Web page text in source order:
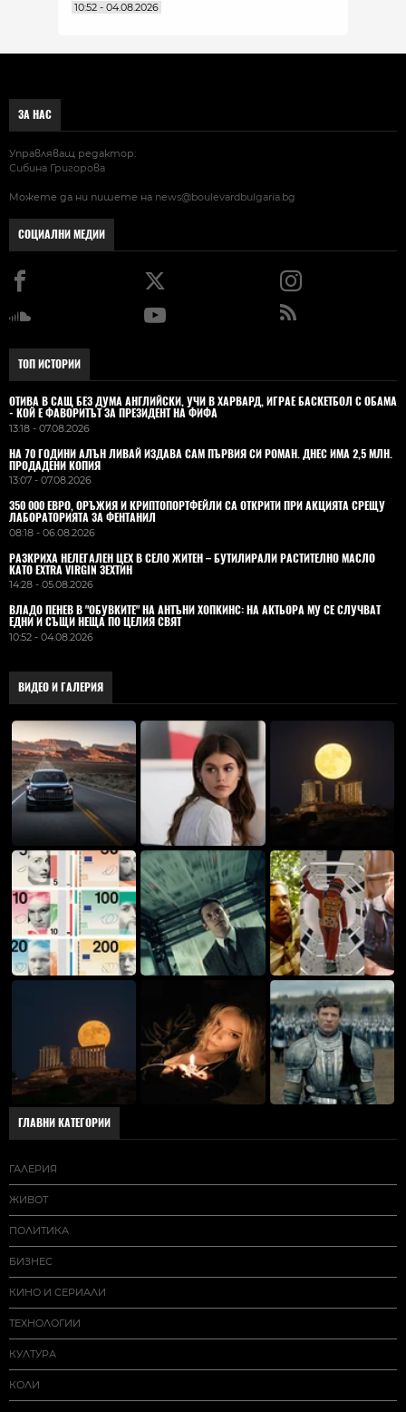
10:52 - 04.08.2026
ЗА НАС
Управляващ редактор:
Сибина Григорова
Можете да ни пишете на news@boulevardbulgaria.bg
СОЦИАЛНИ МЕДИИ
ТОП ИСТОРИИ
ОТИВА В САЩ БЕЗ ДУМА АНГЛИЙСКИ, УЧИ В ХАРВАРД, ИГРАЕ БАСКЕТБОЛ С ОБАМА
- КОЙ Е ФАВОРИТЪТ ЗА ПРЕЗИДЕНТ НА ФИФА
13:18 - 07.08.2026
НА 70 ГОДИНИ АЛЪН ЛИВАЙ ИЗДАВА САМ ПЪРВИЯ СИ РОМАН. ДНЕС ИМА 2,5 МЛН.
ПРОДАДЕНИ КОПИЯ
13:07 - 07.08.2026
350 000 ЕВРО, ОРЪЖИЯ И КРИПТОПОРТФЕЙЛИ СА ОТКРИТИ ПРИ АКЦИЯТА СРЕЩУ
ЛАБОРАТОРИЯТА ЗА ФЕНТАНИЛ
08:18 - 06.08.2026
РАЗКРИХА НЕЛЕГАЛЕН ЦЕХ В СЕЛО ЖИТЕН – БУТИЛИРАЛИ РАСТИТЕЛНО МАСЛО
КАТО EXTRA VIRGIN ЗЕХТИН
14:28 - 05.08.2026
ВЛАДO ПЕНЕВ В "ОБУВКИТЕ" НА АНТЪНИ ХОПКИНС: НА АКТЬОРА МУ СЕ СЛУЧВАТ
ЕДНИ И СЪЩИ НЕЩА ПО ЦЕЛИЯ СВЯТ
10:52 - 04.08.2026
ВИДЕО И ГАЛЕРИЯ
ГЛАВНИ КАТЕГОРИИ
ГАЛЕРИЯ
ЖИВОТ
ПОЛИТИКА
БИЗНЕС
КИНО И СЕРИАЛИ
ТЕХНОЛОГИИ
КУЛТУРА
КОЛИ